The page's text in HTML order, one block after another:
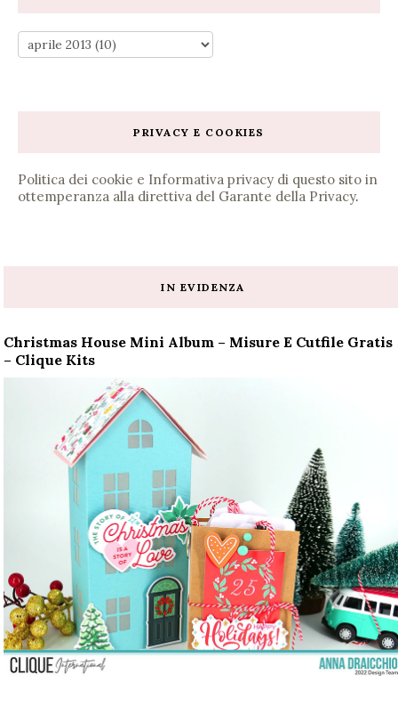
PRIVACY E COOKIES
Politica dei cookie e Informativa privacy di questo sito in
ottemperanza alla direttiva del Garante della Privacy.
IN EVIDENZA
Christmas House Mini Album – Misure E Cutfile Gratis
– Clique Kits